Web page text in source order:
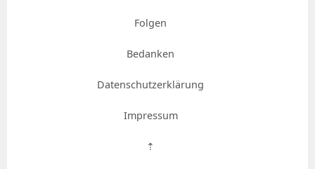
Folgen
Bedanken
Datenschutzerklärung
Impressum
⇡